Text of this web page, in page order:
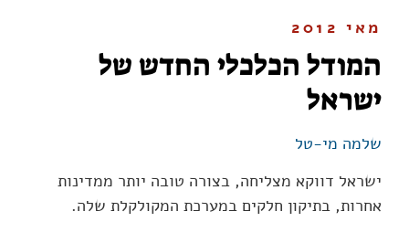
מאי 2012
המודל הכלכלי החדש של
ישראל
שלמה מי-טל
ישראל דווקא מצליחה, בצורה טובה יותר ממדינות
אחרות, בתיקון חלקים במערכת המקולקלת שלה.